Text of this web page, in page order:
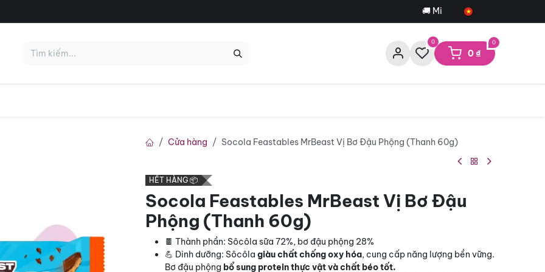
🚚 Miễn phí giao hàng cho đơn trên
0 0
0₫
KHỦNG 😱 HOT 🔥
Cửa hàng Socola Feastables MrBeast Vị Bơ Đậu Phộng (Thanh 60g)
HẾT HÀNG 📦
Socola Feastables MrBeast Vị Bơ Đậu
Phộng (Thanh 60g)
🍫 Thành phần: Sôcôla sữa 72%, bơ đậu phộng 28%
💪 Dinh dưỡng: Sôcôla giàu chất chống oxy hóa, cung cấp năng lượng bền vững.
Bơ đậu phộng bổ sung protein thực vật và chất béo tốt.